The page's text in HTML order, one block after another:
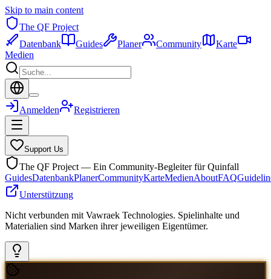
Skip to main content
The QF Project
Datenbank
Guides Planer Community
Karte
Medien
Anmelden Registrieren
Support Us
The QF Project — Ein Community-Begleiter für Quinfall
GuidesDatenbankPlanerCommunityKarteMedienAboutFAQ
Unterstützung
Nicht verbunden mit Vawraek Technologies. Spielinhalte und
Materialien sind Marken ihrer jeweiligen Eigentümer.